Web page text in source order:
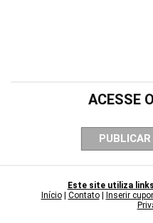
ACESSE
Este site utiliza
Início| Contato| Inserir